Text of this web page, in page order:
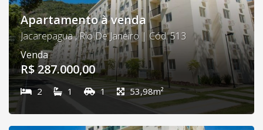
Apartamento à venda
Jacarepagua , Rio De Janeiro | Cód. 513
Venda
R$ 287.000,00
2 1 1 53,98m²